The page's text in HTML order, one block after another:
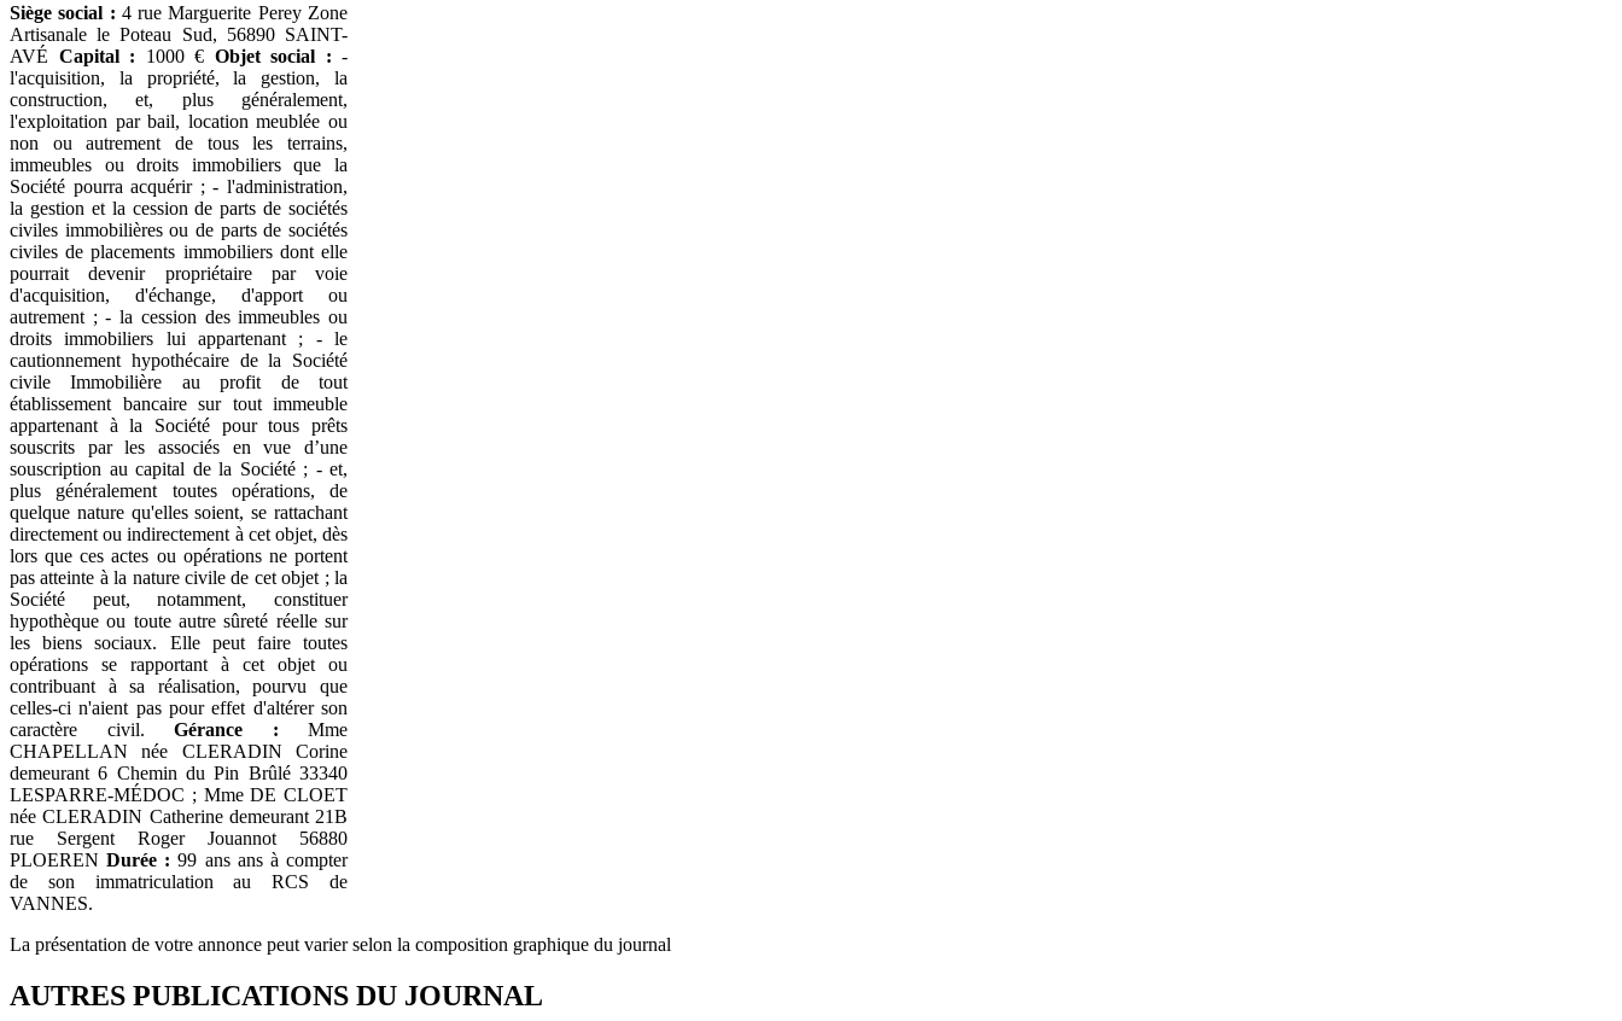
Siège social : 4 rue Marguerite Perey Zone
Artisanale le Poteau Sud, 56890 SAINT-
AVÉ Capital : 1000 € Objet social : -
l'acquisition, la propriété, la gestion, la
construction, et, plus généralement,
l'exploitation par bail, location meublée ou
non ou autrement de tous les terrains,
immeubles ou droits immobiliers que la
Société pourra acquérir ; - l'administration,
la gestion et la cession de parts de sociétés
civiles immobilières ou de parts de sociétés
civiles de placements immobiliers dont elle
pourrait devenir propriétaire par voie
d'acquisition, d'échange, d'apport ou
autrement ; - la cession des immeubles ou
droits immobiliers lui appartenant ; - le
cautionnement hypothécaire de la Société
civile Immobilière au profit de tout
établissement bancaire sur tout immeuble
appartenant à la Société pour tous prêts
souscrits par les associés en vue d’une
souscription au capital de la Société ; - et,
plus généralement toutes opérations, de
quelque nature qu'elles soient, se rattachant
directement ou indirectement à cet objet, dès
lors que ces actes ou opérations ne portent
pas atteinte à la nature civile de cet objet ; la
Société peut, notamment, constituer
hypothèque ou toute autre sûreté réelle sur
les biens sociaux. Elle peut faire toutes
opérations se rapportant à cet objet ou
contribuant à sa réalisation, pourvu que
celles-ci n'aient pas pour effet d'altérer son
caractère civil. Gérance : Mme
CHAPELLAN née CLERADIN Corine
demeurant 6 Chemin du Pin Brûlé 33340
LESPARRE-MÉDOC ; Mme DE CLOET
née CLERADIN Catherine demeurant 21B
rue Sergent Roger Jouannot 56880
PLOERENDurée : 99 ans ans à compter
de son immatriculation au RCS de
VANNES.
La présentation de votre annonce peut varier selon la composition graphique du journal
AUTRES PUBLICATIONS DU JOURNAL